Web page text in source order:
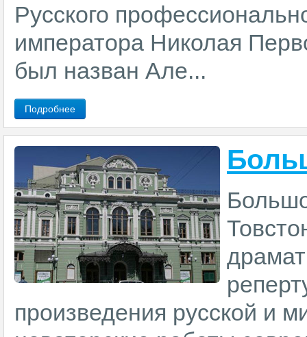
Русского
императора Николая
был назван Але...
Подробнее
произведения русской и